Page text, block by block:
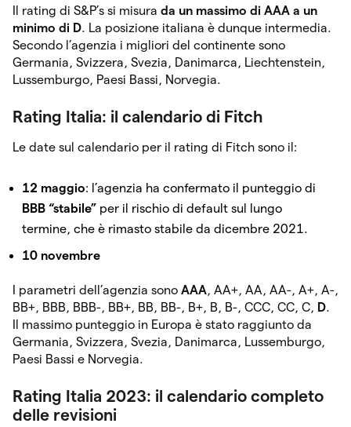
Il rating di S&P’s si misura da un massimo di AAA a un
minimo di D. La posizione italiana è dunque intermedia.
Secondo l’agenzia i migliori del continente sono
Germania, Svizzera, Svezia, Danimarca, Liechtenstein,
Lussemburgo, Paesi Bassi, Norvegia.
Rating Italia: il calendario di Fitch
Le date sul calendario per il rating di Fitch sono il:
12 maggio: l’agenzia ha confermato il punteggio di
BBB “stabile” per il rischio di default sul lungo
termine, che è rimasto stabile da dicembre 2021.
10 novembre
I parametri dell’agenzia sono AAA, AA+, AA, AA-, A+, A-,
BB+, BBB, BBB-, BB+, BB, BB-, B+, B, B-, CCC, CC, C, D.
Il massimo punteggio in Europa è stato raggiunto da
Germania, Svizzera, Svezia, Danimarca, Lussemburgo,
Paesi Bassi e Norvegia.
Rating Italia 2023: il calendario completo
delle revisioni